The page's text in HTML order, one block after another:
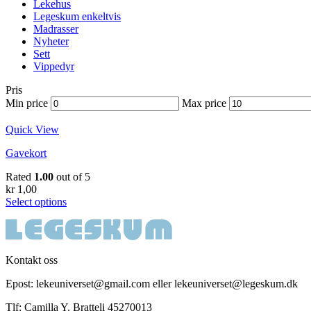
Lekehus
Legeskum enkeltvis
Madrasser
Nyheter
Sett
Vippedyr
Pris
Min price
Max price
Quick View
Gavekort
Rated 1.00 out of 5
kr1,00
Select options
Kontakt oss
Epost: lekeuniverset@gmail.com eller lekeuniverset@legeskum.dk
Tlf: Camilla Y. Bratteli 45270013